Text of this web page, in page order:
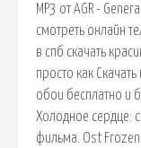
MP3 от AGR -
смотреть онлайн
в спб скачать
просто как
обои бесплатно и
Холодное сердце:
фильма. Ost